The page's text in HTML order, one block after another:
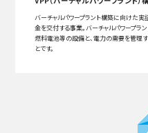
バーチャルパワープラント構築に向けた
金を交付する事業。バーチャルパワープラ
燃料電池等の設備と、電力の需要を管理す
とです。